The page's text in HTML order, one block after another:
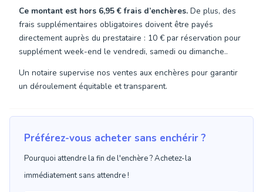
Ce montant est hors 6,95 €frais d’enchères. De plus, des
frais supplémentaires obligatoires doivent être payés
directement auprès du prestataire : 10 € par réservation pour
supplément week-end le vendredi, samedi ou dimanche..
Un notaire supervise nos ventes aux enchères pour garantir
un déroulement équitable et transparent.
Préférez-vous acheter sans enchérir ?
Pourquoi attendre la fin de l'enchère ? Achetez-la
immédiatement sans attendre !